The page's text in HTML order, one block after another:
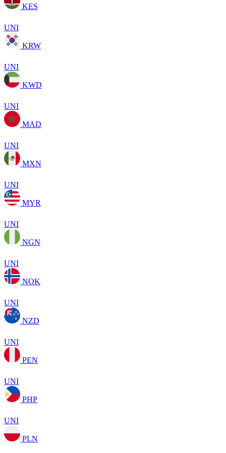
KES
UNI
KRW
UNI
KWD
UNI
MAD
UNI
MXN
UNI
MYR
UNI
NGN
UNI
NOK
UNI
NZD
UNI
PEN
UNI
PHP
UNI
PLN